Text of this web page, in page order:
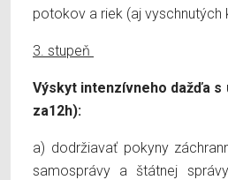
potokov a riek (aj vyschnutých
3. stupeň
Výskyt intenzívneho dažďa s
za12h):
a) dodržiavať pokyny
samosprávy a štátnej